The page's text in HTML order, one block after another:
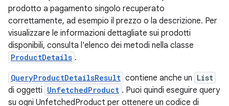
prodotto a pagamento singolo recuperato
correttamente, ad esempio il prezzo o la descrizione. Per
visualizzare le informazioni dettagliate sui prodotti
disponibili, consulta l'elenco dei metodi nella classe
ProductDetails .
QueryProductDetailsResult contiene anche un List
di oggetti UnfetchedProduct . Puoi quindi eseguire query
su ogni UnfetchedProduct per ottenere un codice di